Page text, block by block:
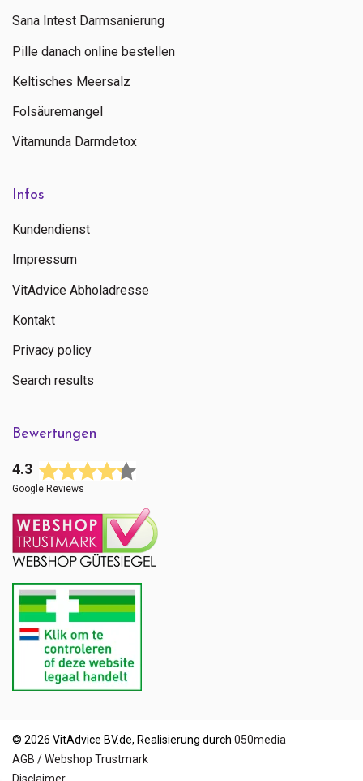
Sana Intest Darmsanierung
Pille danach online bestellen
Keltisches Meersalz
Folsäuremangel
Vitamunda Darmdetox
Infos
Kundendienst
Impressum
VitAdvice Abholadresse
Kontakt
Privacy policy
Search results
Bewertungen
4.3
Google Reviews
© 2026 VitAdvice BV.de, Realisierung durch 050media
AGB / Webshop Trustmark